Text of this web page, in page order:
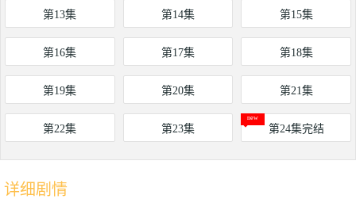
第13集 第14集 第15集
第16集 第17集 第18集
第19集 第20集 第21集
第22集 第23集 第24集完结
详细剧情